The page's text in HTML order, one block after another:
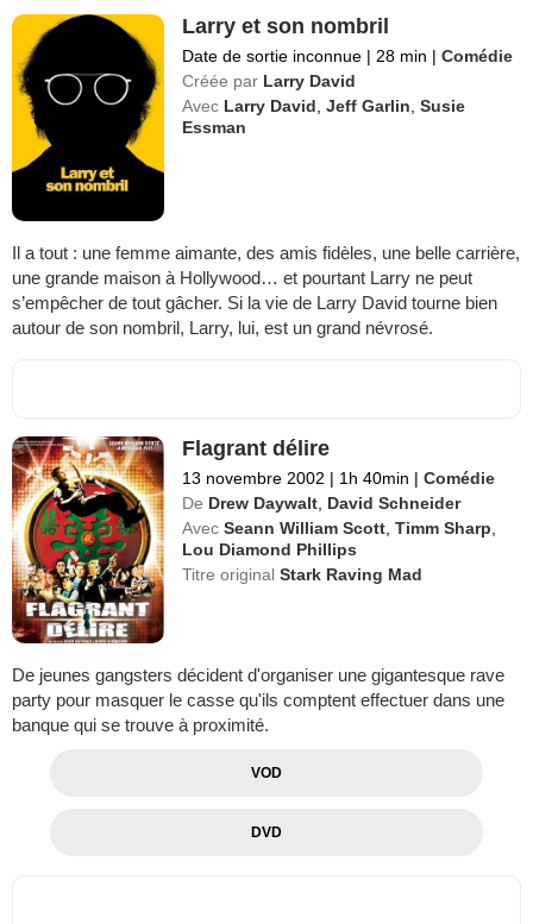
Larry et son nombril
Date de sortie inconnue | 28 min | Comédie
Créée par Larry David
Avec Larry David,Jeff Garlin,Susie
Essman
Il a tout : une femme aimante, des amis fidèles, une belle carrière,
une grande maison à Hollywood… et pourtant Larry ne peut
s’empêcher de tout gâcher. Si la vie de Larry David tourne bien
autour de son nombril, Larry, lui, est un grand névrosé.
Flagrant délire
13 novembre 2002 | 1h 40min | Comédie
De Drew Daywalt, David Schneider
Avec Seann William Scott,Timm Sharp,
Lou Diamond Phillips
Titre originalStark Raving Mad
De jeunes gangsters décident d'organiser une gigantesque rave
party pour masquer le casse qu'ils comptent effectuer dans une
banque qui se trouve à proximité.
VOD
DVD